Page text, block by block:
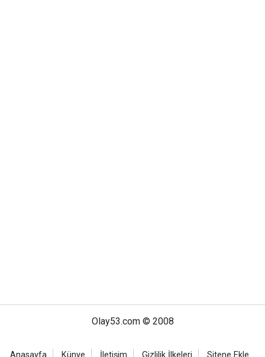
Olay53.com © 2008
Anasayfa Künye İletişim Gizlilik İlkeleri Sitene Ekle